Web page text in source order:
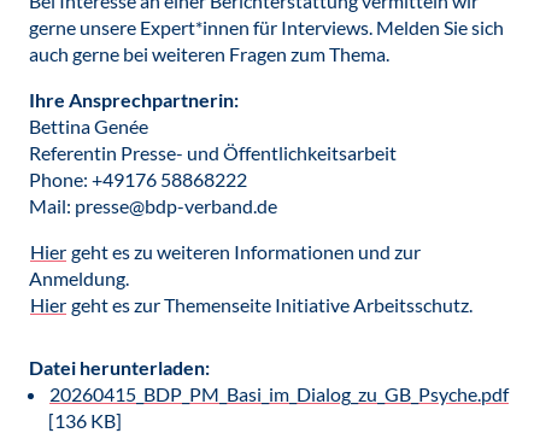
gerne unsere Expert*innen für Interviews. Melden Sie sich
auch gerne bei weiteren Fragen zum Thema.
Ihre Ansprechpartnerin:
Bettina Genée
Referentin Presse- und Öffentlichkeitsarbeit
Phone: +49176 58868222
Mail: presse@bdp-verband.de
Hier geht es zu weiteren Informationen und zur
Anmeldung.
Hier geht es zur Themenseite Initiative Arbeitsschutz.
Datei herunterladen:
20260415_BDP_PM_Basi_im_Dialog_zu_GB_Psyche.pdf
[136 KB]